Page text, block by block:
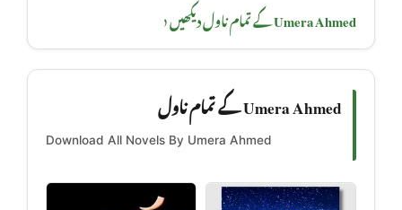
Umera Ahmed کے تمام ناول دیکھیں ‹
Umera Ahmed کے تمام ناول
Download All Novels By Umera Ahmed